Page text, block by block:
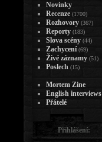
Novinky
Recenze (1700)
Rozhovory (367)
Reporty (183)
Slova scény (44)
Zachycení (69)
Živé záznamy (51)
Poslech (15)
Mortem Zine
English interviews
Přátelé
Přihlášení: